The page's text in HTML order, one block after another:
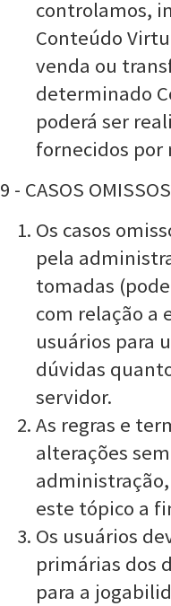
controlamos,
Conteúdo
venda ou
determinado
poderá ser
fornecidos por
9 - CASOS
Os casos
pela
tomadas
com relação a
usuários para
dúvidas
servidor.
As regras e
alterações
este tópico a
Os usuários
primárias dos
para a